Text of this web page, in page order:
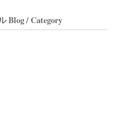
Blog / Category